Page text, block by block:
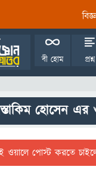
বী হোম প্রশ্ন
হোসেন এর
ওয়ালে পোস্ট করতে